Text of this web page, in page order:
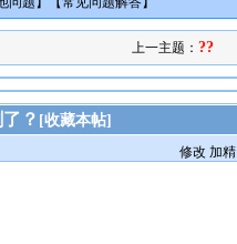
上一主题： ??
？ [收藏本帖]
修改 加精